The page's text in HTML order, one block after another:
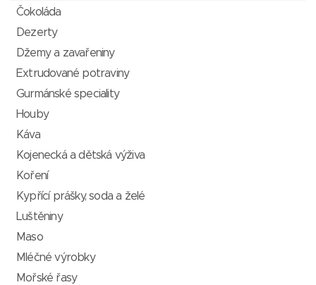
Čokoláda
Dezerty
Džemy a zavařeniny
Extrudované potraviny
Gurmánské speciality
Houby
Káva
Kojenecká a dětská výživa
Koření
Kypřící prášky, soda a želé
Luštěniny
Maso
Mléčné výrobky
Mořské řasy